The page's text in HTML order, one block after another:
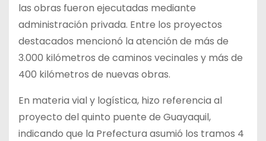
las obras fueron ejecutadas mediante
administración privada. Entre los proyectos
destacados mencionó la atención de más de
3.000 kilómetros de caminos vecinales y más de
400 kilómetros de nuevas obras.
En materia vial y logística, hizo referencia al
proyecto del quinto puente de Guayaquil,
indicando que la Prefectura asumió los tramos 4